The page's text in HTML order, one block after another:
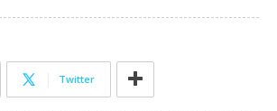
Twitter